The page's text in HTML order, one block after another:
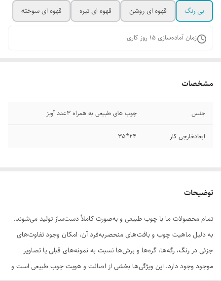
بی رنگ
قهوه ای روشن قهوه ای تیره قهوه ای سوخته
زمان آماده‌سازی 15 روز کاری
مشخصات
جنس چوب های طبیعی به همراه ۳عدد آویز
ابعادخارجی کار ۲۴*35
توضیحات
تمام محصولات ما با چوب طبیعی و به‌صورت کاملاً دست‌ساز تولید می‌شوند.
به دلیل ماهیت چوب و بافت‌های منحصر‌به‌فرد آن، امکان وجود تفاوت‌های
جزئی در رنگ، رگه‌ها، گره‌ها و برش‌ها نسبت به نمونه‌های قبلی یا تصاویر
موجود وجود دارد. این ویژگی‌ها بخشی از اصالت و هویت چوب طبیعی است و